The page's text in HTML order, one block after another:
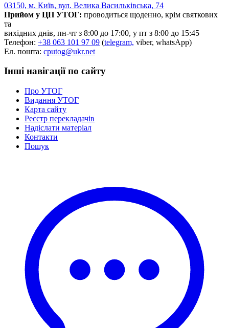
03150, м. Київ, вул. Велика Васильківська, 74
Прийом у ЦП УТОГ: проводиться щоденно, крім святкових
та
вихідних днів, пн-чт з 8:00 до 17:00, у пт з 8:00 до 15:45
Телефон: +38 063 101 97 09 (telegram, viber, whatsApp)
Ел. пошта: cputog@ukr.net
Інші навігації по сайту
Про УТОГ
Видання УТОГ
Карта сайту
Реєстр перекладачів
Надіслати матеріал
Контакти
Пошук